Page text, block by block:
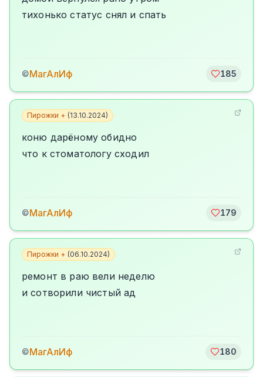
тихонько статус снял и спать
©МагАлИф 185
Пирожки + (13.10.2024)
коню дарёному обидно
что к стоматологу сходил
©МагАлИф 179
Пирожки + (06.10.2024)
ремонт в раю вели неделю
и сотворили чистый ад
©МагАлИф 180